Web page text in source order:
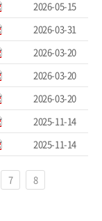
2026-05-15
2026-03-31
2026-03-20
2026-03-20
2026-03-20
2025-11-14
2025-11-14
7
8